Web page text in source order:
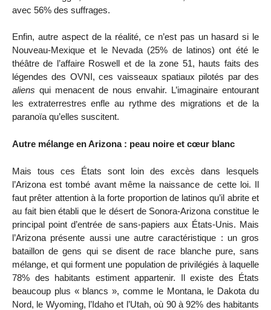
avec 56% des suffrages.
Enfin, autre aspect de la réalité, ce n’est pas un hasard si le
Nouveau-Mexique et le Nevada (25% de latinos) ont été le
théâtre de l’affaire Roswell et de la zone 51, hauts faits des
légendes des OVNI, ces vaisseaux spatiaux pilotés par des
aliens qui menacent de nous envahir. L’imaginaire entourant
les extraterrestres enfle au rythme des migrations et de la
paranoïa qu’elles suscitent.
Autre mélange en Arizona : peau noire et cœur blanc
Mais tous ces États sont loin des excès dans lesquels
l’Arizona est tombé avant même la naissance de cette loi. Il
faut prêter attention à la forte proportion de latinos qu’il abrite et
au fait bien établi que le désert de Sonora-Arizona constitue le
principal point d’entrée de sans-papiers aux États-Unis. Mais
l’Arizona présente aussi une autre caractéristique : un gros
bataillon de gens qui se disent de race blanche pure, sans
mélange, et qui forment une population de privilégiés à laquelle
78% des habitants estiment appartenir. Il existe des États
beaucoup plus « blancs », comme le Montana, le Dakota du
Nord, le Wyoming, l’Idaho et l’Utah, où 90 à 92% des habitants